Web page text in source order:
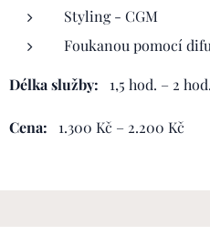
Styling - CGM
Foukanou pomocí
Délka služby: 1,5 hod. – 2 hod.
Cena: 1.300 Kč –